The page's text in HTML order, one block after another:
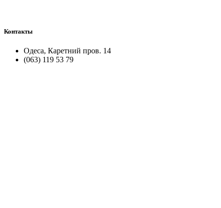
Контакты
Одеса, Каретний пров. 14
(063) 119 53 79